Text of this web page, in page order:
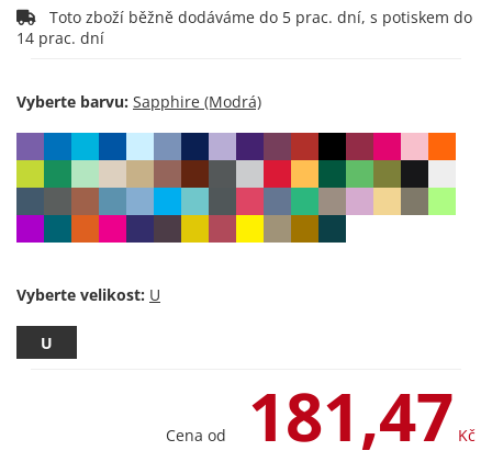
14 prac. dní
Vyberte barvu:
Vyberte velikost:
U
Cena od 181,47 Kč